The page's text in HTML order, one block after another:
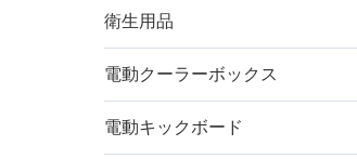
衛生用品
電動クーラーボックス
電動キックボード